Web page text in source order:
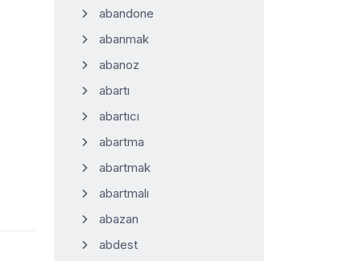
abandone
abanmak
abanoz
abartı
abartıcı
abartma
abartmak
abartmalı
abazan
abdest